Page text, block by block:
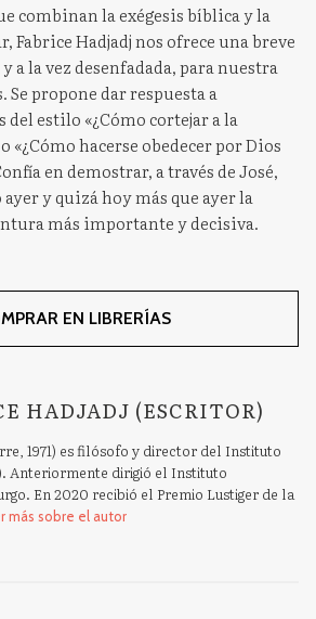
combinan la exégesis bíblica y la
Hadjadj nos ofrece una breve
a la vez desenfadada, para nuestra
Se propone dar respuesta a
del estilo «¿Cómo cortejar a la
«¿Cómo hacerse obedecer por Dios
en demostrar, a través de José,
y quizá hoy más que ayer la
más importante y decisiva.
EN LIBRERÍAS
HADJADJ (ESCRITOR)
1971) es filósofo y director del Instituto
Anteriormente dirigió el Instituto
En 2020 recibió el Premio Lustiger de la
más sobre el autor